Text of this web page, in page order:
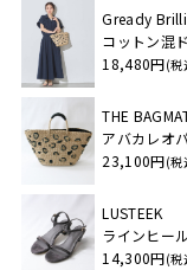
Gready
コットン混
18,480円(
THE
アバカレオ
23,100円(
LUSTEEK
ラインヒー
14,300円(